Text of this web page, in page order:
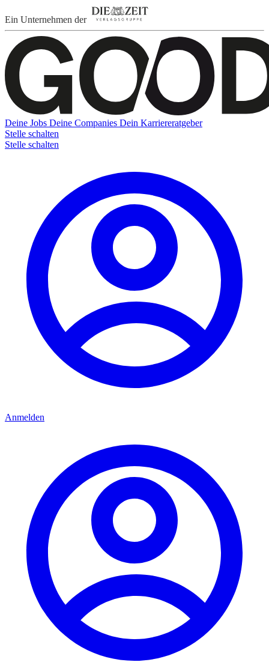
Ein Unternehmen der
Deine Jobs Deine Companies Dein Karriereratgeber
Stelle schalten
Stelle schalten
Anmelden